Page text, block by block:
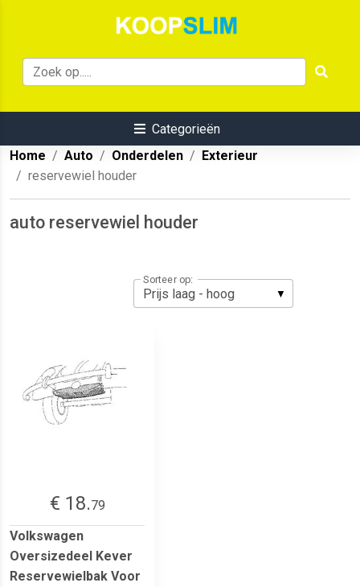
Categorieën
Home
Auto Onderdelen
Exterieur
reservewiel houder
auto reservewiel houder
Sorteer op:
€ 18.79
Volkswagen
Oversizedeel Kever
Reservewielbak Voor